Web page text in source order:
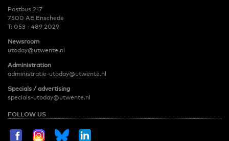
Postbus 217
7500 AE Enschede
T: 053 - 489 2029
Newsroom
utoday@utwente.nl
Administration
administratie-utoday@utwente.nl
Specials / advertising
specials-utoday@utwente.nl
FOLLOW US